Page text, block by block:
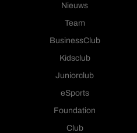
Nieuws
Team
BusinessClub
Kidsclub
Juniorclub
eSports
Foundation
Club